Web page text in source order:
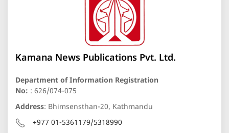
Kamana News Publications Pvt. Ltd.
Department of Information Registration
No: : 626/074-075
Address: Bhimsensthan-20, Kathmandu
+977 01-5361179/5318990